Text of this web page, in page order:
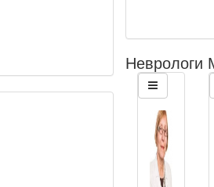
Неврологи